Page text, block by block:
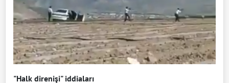
"Halk direnişi" iddiaları